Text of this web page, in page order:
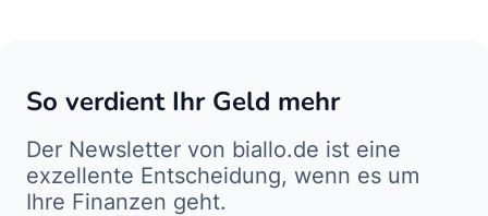
So verdient Ihr Geld mehr
Der Newsletter von biallo.de ist eine
exzellente Entscheidung, wenn es um
Ihre Finanzen geht.